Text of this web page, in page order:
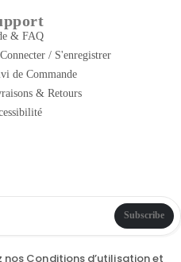
& FAQ
/ S'enregistrer
de Commande
& Retours
Subscribe
nos Conditions d’utilisationet